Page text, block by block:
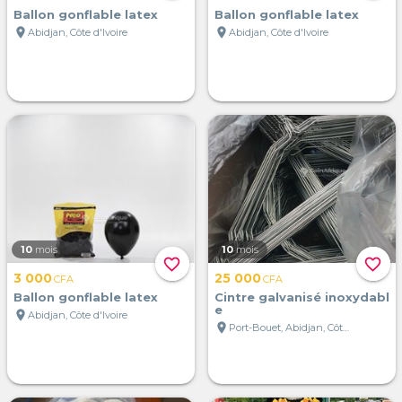
Ballon gonflable latex
location_on Abidjan, Côte d'Ivoire
Ballon gonflable latex
location_on Abidjan, Côte d'Ivoire
favorite_border
10 mois
3 000CFA
Ballon gonflable latex
location_on Abidjan, Côte d'Ivoire
favorite_border
10 mois
25 000CFA
Cintre galvanisé inoxydabl
e
location_on
Port-Bouet, Abidjan, Côte d'Ivoire